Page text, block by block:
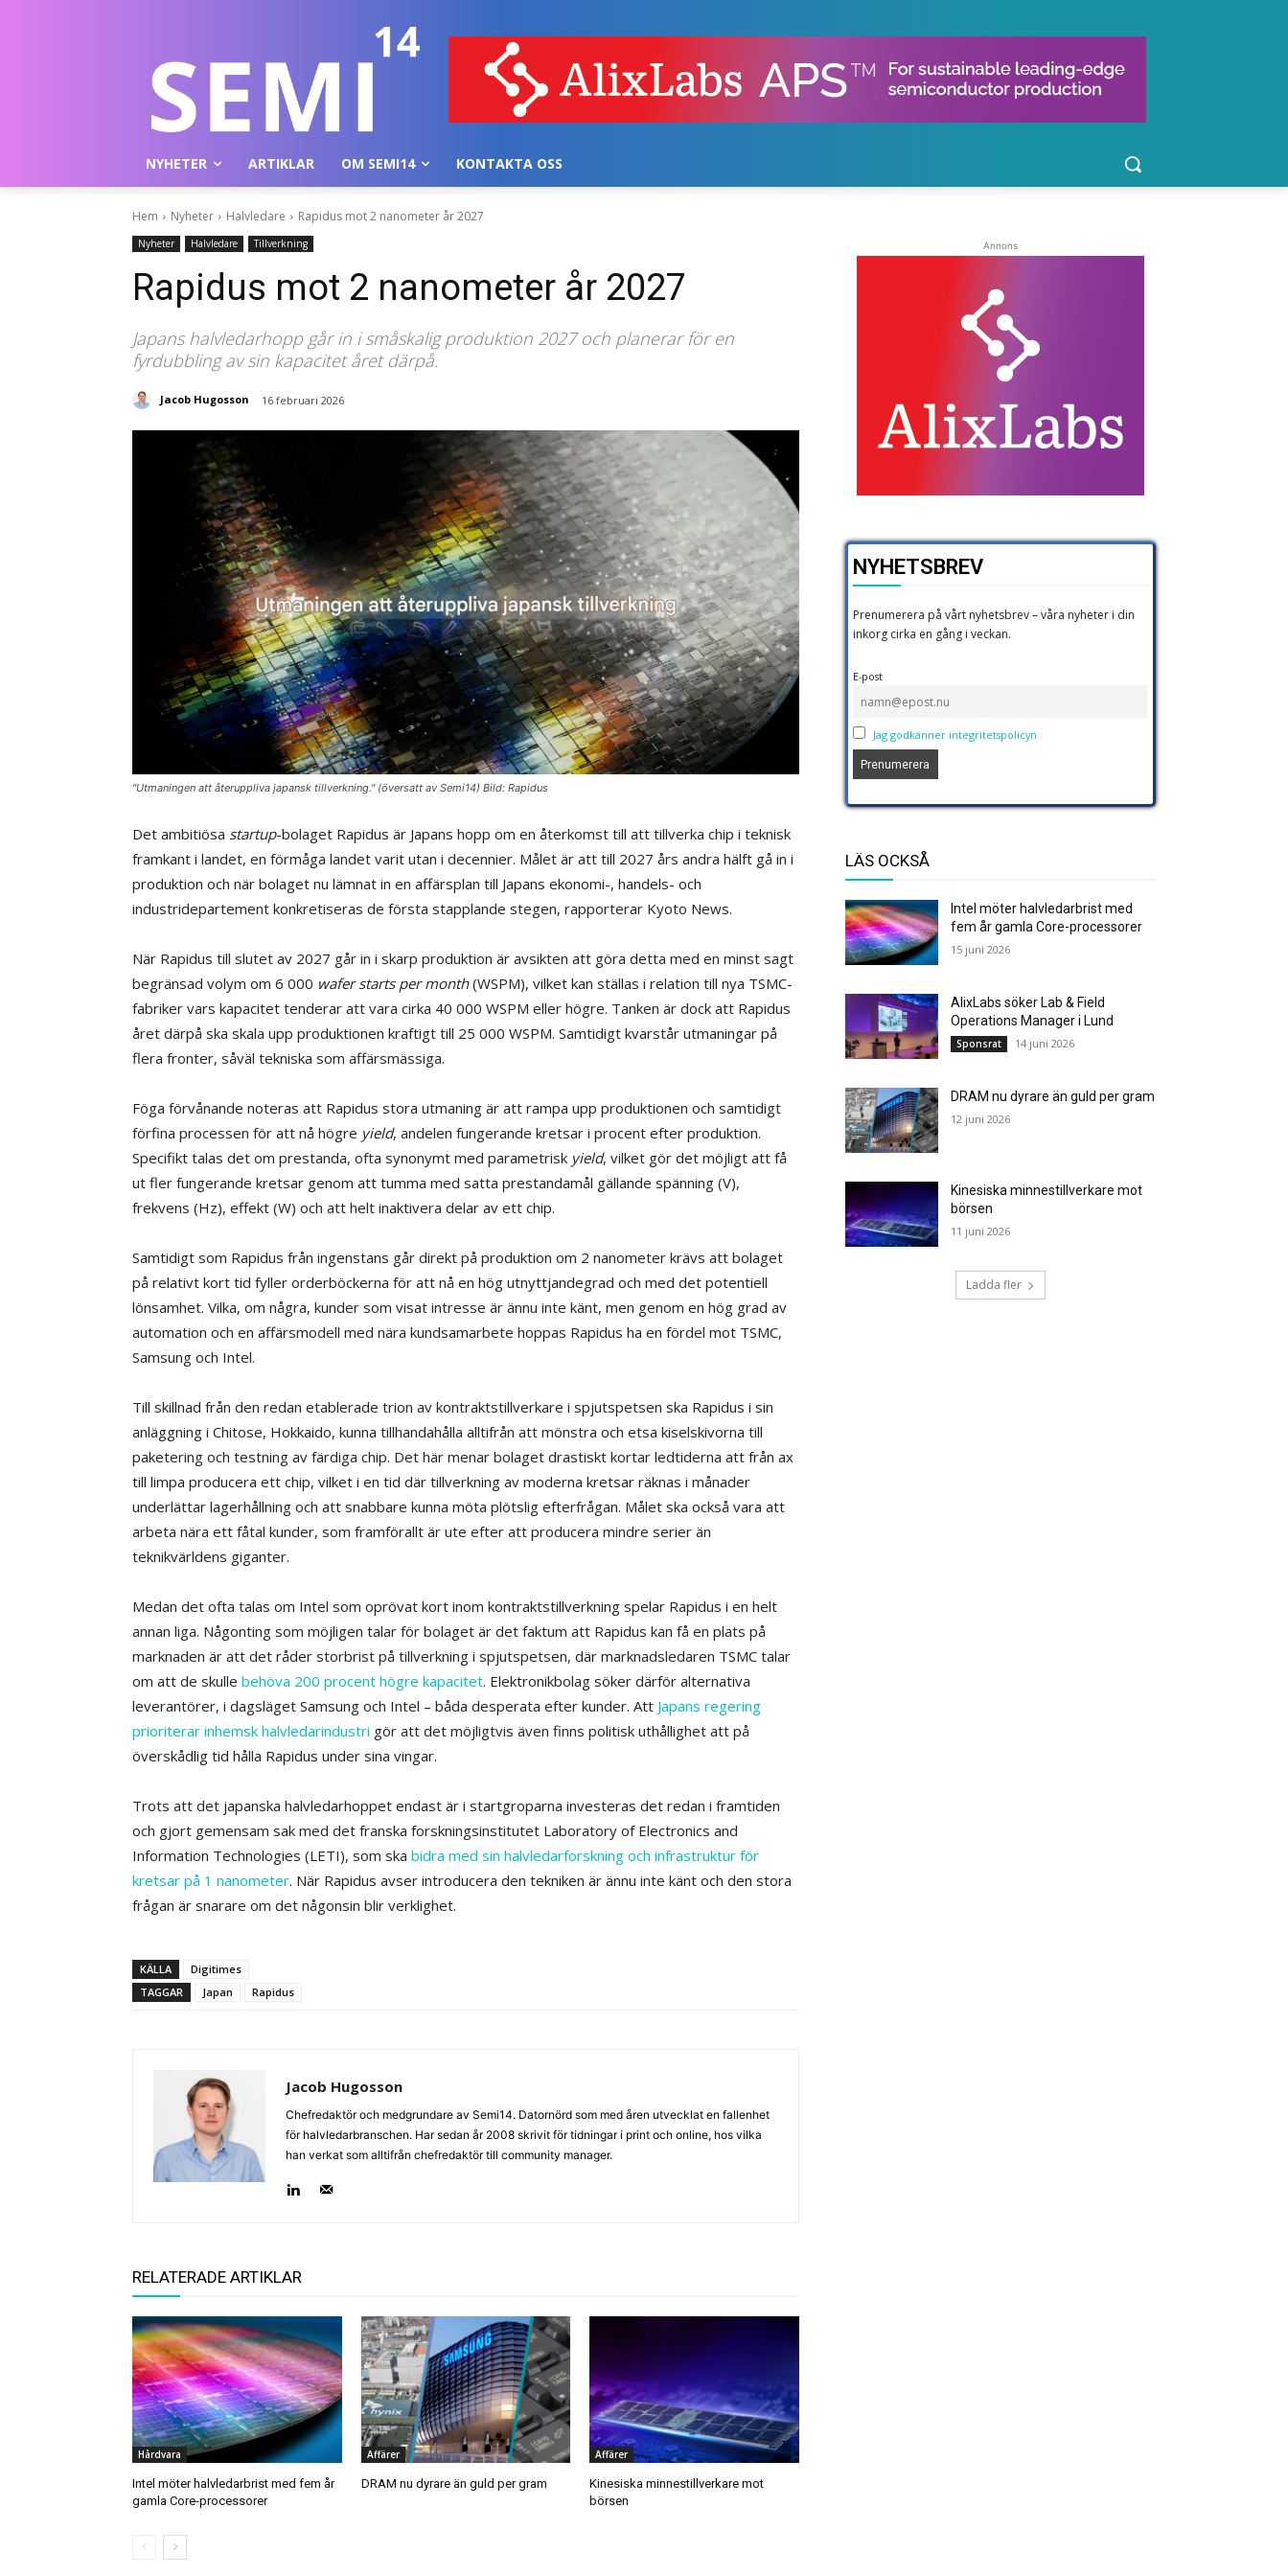
NYHETER ARTIKLAR OM SEMI14 KONTAKTA OSS
Hem Nyheter Halvledare Rapidus mot 2 nanometer år 2027
Nyheter Halvledare Tillverkning
Rapidus mot 2 nanometer år 2027
Japans halvledarhopp går in i småskalig produktion 2027 och planerar för en
fyrdubbling av sin kapacitet året därpå.
Jacob Hugosson 16 februari 2026
"Utmaningen att återuppliva japansk tillverkning." (översatt av Semi14) Bild: Rapidus
Det ambitiösa startup-bolaget Rapidus är Japans hopp om en återkomst till att tillverka chip i teknisk
framkant i landet, en förmåga landet varit utan i decennier. Målet är att till 2027 års andra hälft gå in i
produktion och när bolaget nu lämnat in en affärsplan till Japans ekonomi-, handels- och
industridepartement konkretiseras de första stapplande stegen, rapporterar Kyoto News.
När Rapidus till slutet av 2027 går in i skarp produktion är avsikten att göra detta med en minst sagt
begränsad volym om 6 000 wafer starts per month(WSPM), vilket kan ställas i relation till nya TSMC-
fabriker vars kapacitet tenderar att vara cirka 40 000 WSPM eller högre. Tanken är dock att Rapidus
året därpå ska skala upp produktionen kraftigt till 25 000 WSPM. Samtidigt kvarstår utmaningar på
flera fronter, såväl tekniska som affärsmässiga.
Föga förvånande noteras att Rapidus stora utmaning är att rampa upp produktionen och samtidigt
förfina processen för att nå högre yield, andelen fungerande kretsar i procent efter produktion.
Specifikt talas det om prestanda, ofta synonymt med parametrisk yield, vilket gör det möjligt att få
ut fler fungerande kretsar genom att tumma med satta prestandamål gällande spänning (V),
frekvens (Hz), effekt (W) och att helt inaktivera delar av ett chip.
Samtidigt som Rapidus från ingenstans går direkt på produktion om 2 nanometer krävs att bolaget
på relativt kort tid fyller orderböckerna för att nå en hög utnyttjandegrad och med det potentiell
lönsamhet. Vilka, om några, kunder som visat intresse är ännu inte känt, men genom en hög grad av
automation och en affärsmodell med nära kundsamarbete hoppas Rapidus ha en fördel mot TSMC,
Samsung och Intel.
Till skillnad från den redan etablerade trion av kontraktstillverkare i spjutspetsen ska Rapidus i sin
anläggning i Chitose, Hokkaido, kunna tillhandahålla alltifrån att mönstra och etsa kiselskivorna till
paketering och testning av färdiga chip. Det här menar bolaget drastiskt kortar ledtiderna att från ax
till limpa producera ett chip, vilket i en tid där tillverkning av moderna kretsar räknas i månader
underlättar lagerhållning och att snabbare kunna möta plötslig efterfrågan. Målet ska också vara att
arbeta nära ett fåtal kunder, som framförallt är ute efter att producera mindre serier än
teknikvärldens giganter.
Medan det ofta talas om Intel som oprövat kort inom kontraktstillverkning spelar Rapidus i en helt
annan liga. Någonting som möjligen talar för bolaget är det faktum att Rapidus kan få en plats på
marknaden är att det råder storbrist på tillverkning i spjutspetsen, där marknadsledaren TSMC talar
om att de skulle behöva 200 procent högre kapacitet. Elektronikbolag söker därför alternativa
leverantörer, i dagsläget Samsung och Intel – båda desperata efter kunder. Att Japans regering
prioriterar inhemsk halvledarindustri gör att det möjligtvis även finns politisk uthållighet att på
överskådlig tid hålla Rapidus under sina vingar.
Trots att det japanska halvledarhoppet endast är i startgroparna investeras det redan i framtiden
och gjort gemensam sak med det franska forskningsinstitutet Laboratory of Electronics and
Information Technologies (LETI), som ska bidra med sin halvledarforskning och infrastruktur för
kretsar på 1 nanometer. När Rapidus avser introducera den tekniken är ännu inte känt och den stora
frågan är snarare om det någonsin blir verklighet.
KÄLLA
Digitimes
TAGGAR
Japan Rapidus
Jacob Hugosson
Chefredaktör och medgrundare av Semi14. Datornörd som med åren utvecklat en fallenhet
för halvledarbranschen. Har sedan år 2008 skrivit för tidningar i print och online, hos vilka
han verkat som alltifrån chefredaktör till community manager.
RELATERADE ARTIKLAR
Hårdvara
Intel möter halvledarbrist med fem år
gamla Core-processorer
Affärer
DRAM nu dyrare än guld per gram
Affärer
Kinesiska minnestillverkare mot
börsen
Annons
NYHETSBREV
Prenumerera på vårt nyhetsbrev – våra nyheter i din
inkorg cirka en gång i veckan.
E-post
Jag godkänner integritetspolicyn
LÄS OCKSÅ
Intel möter halvledarbrist med
fem år gamla Core-processorer
15 juni 2026
AlixLabs söker Lab & Field
Operations Manager i Lund
Sponsrat 14 juni 2026
DRAM nu dyrare än guld per gram
12 juni 2026
Kinesiska minnestillverkare mot
börsen
11 juni 2026
Ladda fler